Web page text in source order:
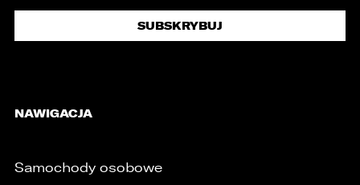
NAWIGACJA
Samochody osobowe